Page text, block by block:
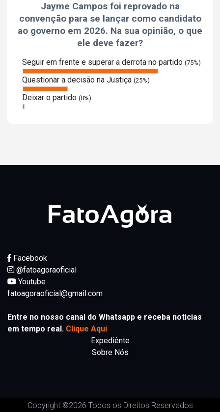
Jayme Campos foi reprovado na
convenção para se lançar como candidato
ao governo em 2026. Na sua opinião, o que
ele deve fazer?
Seguir em frente e superar a derrota no partido (75%)
Questionar a decisão na Justiça (25%)
Deixar o partido (0%)
Facebook
@fatoagoraoficial
Youtube
fatoagoraoficial@gmail.com
Entre no nosso canal do Whatsapp e receba noticias
em tempo real. Clique Aqui
Expediênte
Sobre Nós
Copyright ©2026 Todos os Direitos Reservados